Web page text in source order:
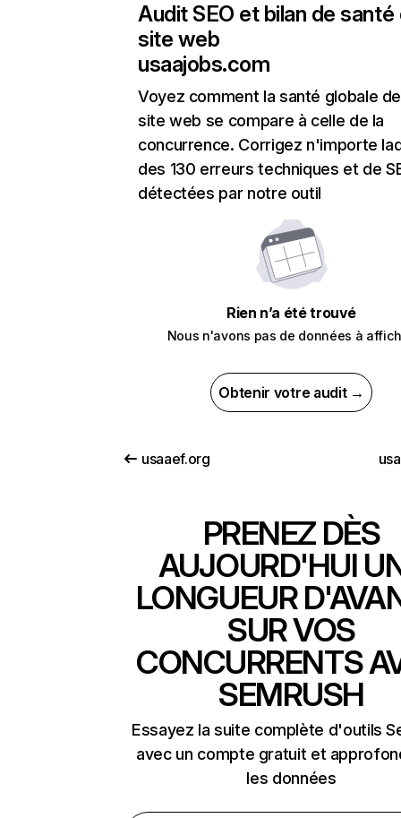
Audit SEO et bilan de santé
site web
usaajobs.com
Voyez comment la santé globale
site web se compare à celle de la
concurrence. Corrigez n'importe
des 130 erreurs techniques et de
détectées par notre outil
Rien n’a été trouvé
Nous n'avons pas de données à
Obtenir votre audit →
usaaef.org
PRENEZ DÈS
AUJOURD'HUI
LONGUEUR
SUR VOS
CONCURRENTS
SEMRUSH
Essayez la suite complète d'outils
avec un compte gratuit et
les données